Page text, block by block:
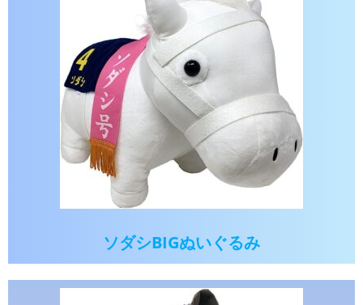
ソダシBIGぬいぐるみ